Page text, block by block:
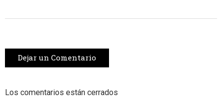
Dejar un Comentario
Los comentarios están cerrados